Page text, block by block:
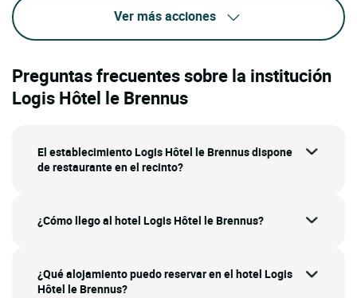
Ver más acciones
Preguntas frecuentes sobre la institución
Logis Hôtel le Brennus
El establecimiento Logis Hôtel le Brennus dispone
de restaurante en el recinto?
¿Cómo llego al hotel Logis Hôtel le Brennus?
¿Qué alojamiento puedo reservar en el hotel Logis
Hôtel le Brennus?